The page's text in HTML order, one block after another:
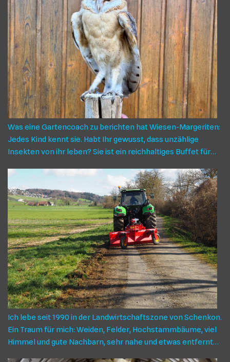
Was eine Gartencoach zu berichten hat Wiesen-Margeriten:
Jedes Kind kennt sie. Habt Ihr gewusst, dass unzählige
Insekten von ihr leben? Sie ist ein reichhaltiges Buffet für
Käfer. Es lohnt sich ich, ihr im Garten einen Platz zu geben
und ihr diesen zu lassen, bis sie verblüht. In jeder
Lebensphase ist sie für die Insekten wichtig – die Margerite.
BERICHT EINES KOSTENLOSEN G(A)RTEN-COACHINGS AUF
DEM TANNBERG, geführt von Roger Eggenschwiler,
begleitet und dokumentiert von Marianne Steiner Blumen-
und Gras Die Besichtigung des Umschwungs von Robert Muri
in Tann begann mit den Margeriten auf einem Blätz
ungemähter Wiese. Früher sagte man, das sei eine
ungepflegte Ecke, heute ist klar, dieses Stück Land ist
ökologisch wertvoll, nicht nur wegen den Margeriten. Es ist
die Vielfalt der Pflanzen, die es ausmacht: Blühende Gräser,
Witwenblumen, wilde Rüebli, Schafgarben, Kleearten,
Wiesensalbei, Flockenblumen. Ruderalflur mit Wildstauden
Ein paar Schritte weiter wächst es nur spärlich: Eine Kamille,
Ich lebe seit 1990 in der Landwirtschaftszone von Schenkon.
Ein Traum für mich: Weiden, Felder, Hochstammbäume, viel
Himmel und gute Nachbarn, sehr nahe und etwas entfernter